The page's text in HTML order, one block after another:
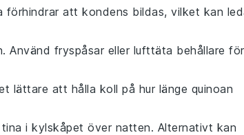
att kondens bildas, vilket kan
Använd fryspåsar eller lufttäta behållare för
lättare att hålla koll på hur länge quinoan
i kylskåpet över natten. Alternativt kan